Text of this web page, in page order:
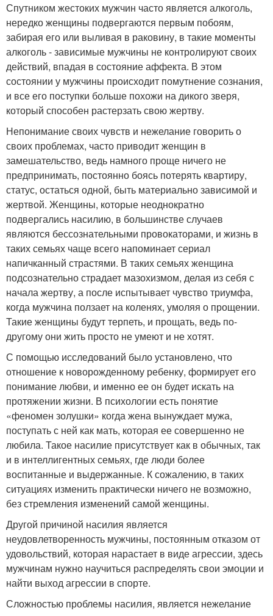
Спутником жестоких мужчин часто является алкоголь,
нередко женщины подвергаются первым побоям,
забирая его или выливая в раковину, в такие моменты
алкоголь - зависимые мужчины не контролируют своих
действий, впадая в состояние аффекта. В этом
состоянии у мужчины происходит помутнение сознания,
и все его поступки больше похожи на дикого зверя,
который способен растерзать свою жертву.
Непонимание своих чувств и нежелание говорить о
своих проблемах, часто приводит женщин в
замешательство, ведь намного проще ничего не
предпринимать, постоянно боясь потерять квартиру,
статус, остаться одной, быть материально зависимой и
жертвой. Женщины, которые неоднократно
подвергались насилию, в большинстве случаев
являются бессознательными провокаторами, и жизнь в
таких семьях чаще всего напоминает сериал
напичканный страстями. В таких семьях женщина
подсознательно страдает мазохизмом, делая из себя с
начала жертву, а после испытывает чувство триумфа,
когда мужчина ползает на коленях, умоляя о прощении.
Такие женщины будут терпеть, и прощать, ведь по-
другому они жить просто не умеют и не хотят.
С помощью исследований было установлено, что
отношение к новорожденному ребенку, формирует его
понимание любви, и именно ее он будет искать на
протяжении жизни. В психологии есть понятие
«феномен золушки» когда жена вынуждает мужа,
поступать с ней как мать, которая ее совершенно не
любила. Такое насилие присутствует как в обычных, так
и в интеллигентных семьях, где люди более
воспитанные и выдержанные. К сожалению, в таких
ситуациях изменить практически ничего не возможно,
без стремления изменений самой женщины.
Другой причиной насилия является
неудовлетворенность мужчины, постоянным отказом от
удовольствий, которая нарастает в виде агрессии, здесь
мужчинам нужно научиться распределять свои эмоции и
найти выход агрессии в спорте.
Сложностью проблемы насилия, является нежелание